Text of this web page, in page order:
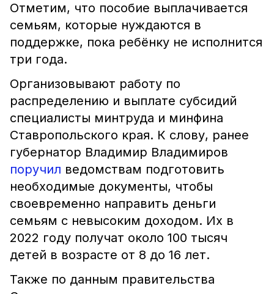
Отметим, что пособие выплачивается
семьям, которые нуждаются в
поддержке, пока ребёнку не исполнится
три года.
Организовывают работу по
распределению и выплате субсидий
специалисты минтруда и минфина
Ставропольского края. К слову, ранее
губернатор Владимир Владимиров
поручил ведомствам подготовить
необходимые документы, чтобы
своевременно направить деньги
семьям с невысоким доходом. Их в
2022 году получат около 100 тысяч
детей в возрасте от 8 до 16 лет.
Также по данным правительства